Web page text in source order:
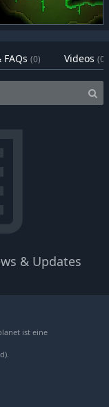
(0) Videos (0)
& Updates
ist eine